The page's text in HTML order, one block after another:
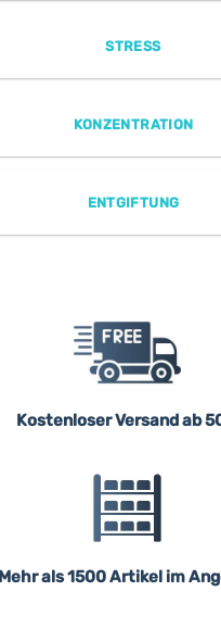
STRESS
KONZENTRATION
ENTGIFTUNG
Kostenloser Versand ab
Mehr als 1500 Artikel im